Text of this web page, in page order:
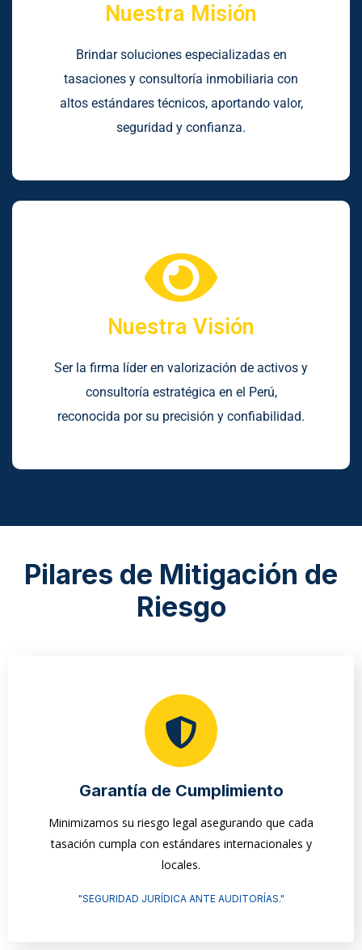
Nuestra Misión
Brindar soluciones especializadas en
tasaciones y consultoría inmobiliaria con
altos estándares técnicos, aportando valor,
seguridad y confianza.
Nuestra Visión
Ser la firma líder en valorización de activos y
consultoría estratégica en el Perú,
reconocida por su precisión y confiabilidad.
Pilares de Mitigación de
Riesgo
Garantía de Cumplimiento
Minimizamos su riesgo legal asegurando que cada
tasación cumpla con estándares internacionales y
locales.
"SEGURIDAD JURÍDICA ANTE AUDITORÍAS."